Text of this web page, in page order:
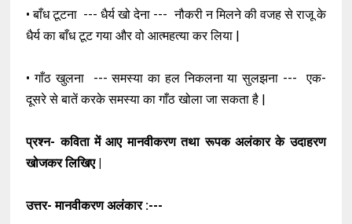
• बाँध टूटना --- धैर्य खो देना --- नौकरी न मिलने की वजह से राजू के
धैर्य का बाँध टूट गया और वो आत्महत्या कर लिया |
• गाँठ खुलना --- समस्या का हल निकलना या सुलझना --- एक-
दूसरे से बातें करके समस्या का गाँठ खोला जा सकता है |
प्रश्न- कविता में आए मानवीकरण तथा रूपक अलंकार के उदाहरण
खोजकर लिखिए |
उत्तर- मानवीकरण अलंकार :---